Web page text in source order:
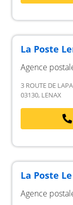
La Poste
Agence
3 ROUTE DE
03130, LENAX
La Poste
Agence